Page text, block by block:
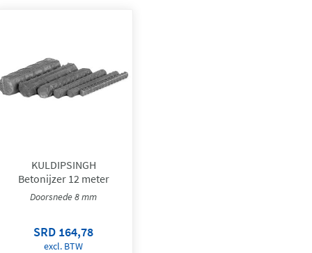
KULDIPSINGH
Betonijzer 12 meter
Doorsnede 8 mm
SRD 164,78
excl. BTW